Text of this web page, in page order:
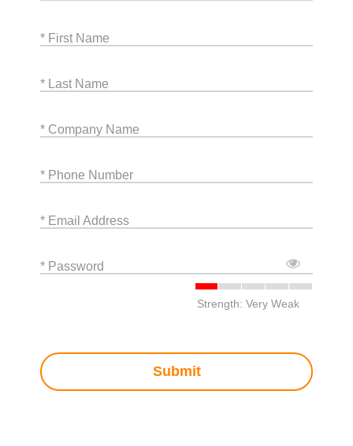
* First Name
* Last Name
* Company Name
* Phone Number
* Email Address
* Password
Strength: Very Weak
Submit